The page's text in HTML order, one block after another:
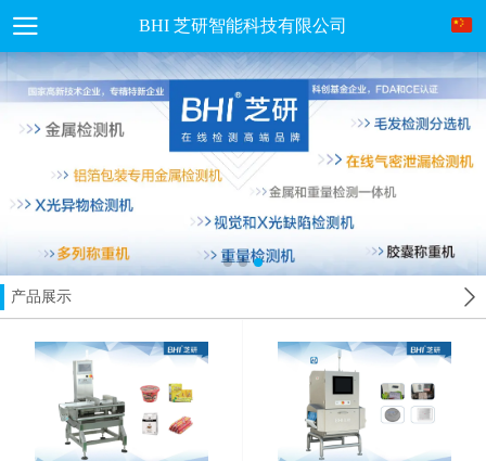
BHI 芝研智能科技有限公司
产品展示